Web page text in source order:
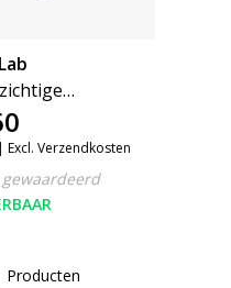
Acrylplaat
Excl. Verzendkosten
Producten